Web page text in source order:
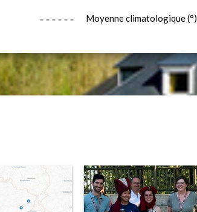
Moyenne climatologique (°)